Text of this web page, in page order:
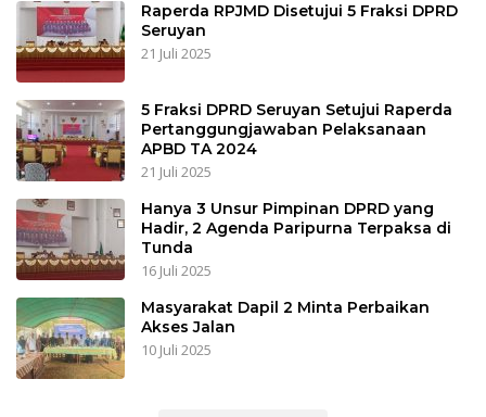
Raperda RPJMD Disetujui 5 Fraksi DPRD
Seruyan
21 Juli 2025
5 Fraksi DPRD Seruyan Setujui Raperda
Pertanggungjawaban Pelaksanaan
APBD TA 2024
21 Juli 2025
Hanya 3 Unsur Pimpinan DPRD yang
Hadir, 2 Agenda Paripurna Terpaksa di
Tunda
16 Juli 2025
Masyarakat Dapil 2 Minta Perbaikan
Akses Jalan
10 Juli 2025